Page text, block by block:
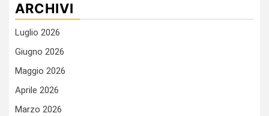
ARCHIVI
Luglio 2026
Giugno 2026
Maggio 2026
Aprile 2026
Marzo 2026